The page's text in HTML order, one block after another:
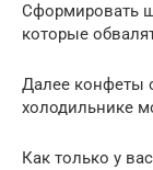
Сформировать
которые
Далее конфеты
холодильнике
Как только у